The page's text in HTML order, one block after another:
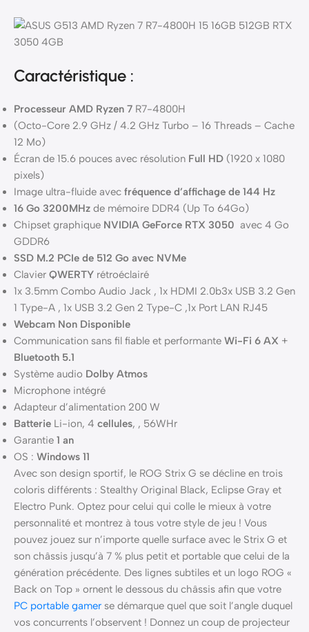
Caractéristique :
Processeur AMD Ryzen 7 R7-4800H
(Octo-Core 2.9 GHz / 4.2 GHz Turbo – 16 Threads – Cache
12 Mo)
Écran de 15.6 pouces avec résolution Full HD (1920 x 1080
pixels)
Image ultra-fluide avec fréquence d’affichage de 144 Hz
16 Go 3200MHz de mémoire DDR4 (Up To 64Go)
Chipset graphique NVIDIA GeForce RTX 3050 avec 4 Go
GDDR6
SSD M.2 PCIe de 512 Go avec NVMe
Clavier QWERTY rétroéclairé
1x 3.5mm Combo Audio Jack , 1x HDMI 2.0b3x USB 3.2 Gen
1 Type-A , 1x USB 3.2 Gen 2 Type-C ,1x Port LAN RJ45
Webcam Non Disponible
Communication sans fil fiable et performante Wi-Fi 6 AX +
Bluetooth 5.1
Système audio Dolby Atmos
Microphone intégré
Adapteur d’alimentation 200 W
Batterie Li-ion, 4 cellules, , 56WHr
Garantie 1 an
OS : Windows 11
Avec son design sportif, le ROG Strix G se décline en trois
coloris différents : Stealthy Original Black, Eclipse Gray et
Electro Punk. Optez pour celui qui colle le mieux à votre
personnalité et montrez à tous votre style de jeu ! Vous
pouvez jouez sur n’importe quelle surface avec le Strix G et
son châssis jusqu’à 7 % plus petit et portable que celui de la
génération précédente. Des lignes subtiles et un logo ROG «
Back on Top » ornent le dessous du châssis afin que votre
PC portable gamer se démarque quel que soit l’angle duquel
vos concurrents l’observent ! Donnez un coup de projecteur